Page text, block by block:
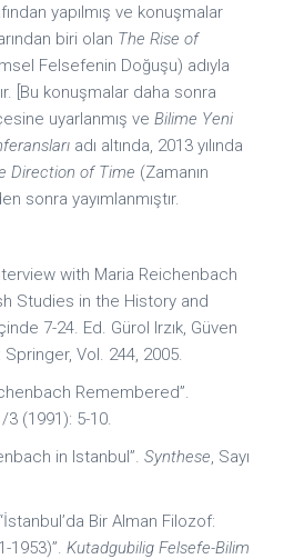
yapılmış ve konuşmalar
biri olan The Rise of
Felsefenin Doğuşu) adıyla
[Bu konuşmalar daha sonra
uyarlanmış ve Bilime Yeni
adı altında, 2013 yılında
Direction of Time (Zamanın
sonra yayımlanmıştır.
with Maria Reichenbach
Studies in the History and
7-24. Ed. Gürol Irzık, Güven
Vol. 244, 2005.
Remembered”.
3 (1991): 5-10.
in Istanbul”. Synthese, Sayı
Bir Alman Filozof:
1953)”. Kutadgubilig Felsefe-Bilim